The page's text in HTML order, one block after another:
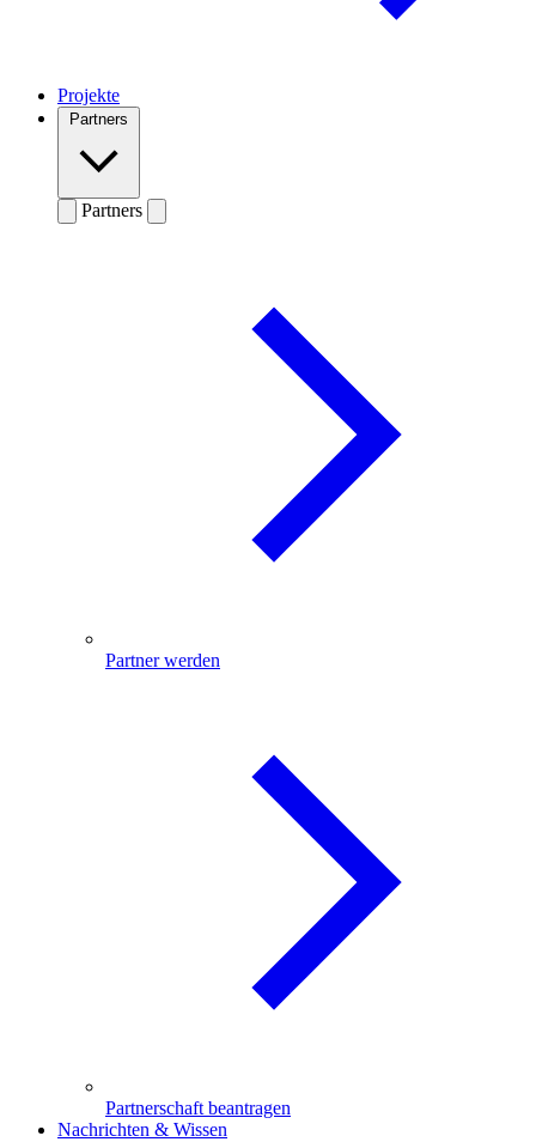
Projekte
Partners
Partners
Partner werden
Partnerschaft beantragen
Nachrichten & Wissen